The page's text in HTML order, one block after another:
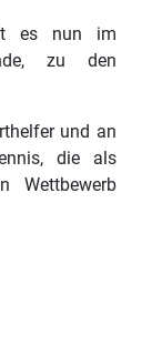
es nun im
zu den
und an
die als
Wettbewerb